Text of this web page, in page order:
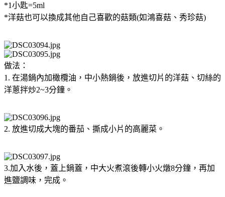
*1小匙=5ml
*洋菇也可以換成其他自己喜歡的菇類(如鴻喜菇、秀珍菇)
做法：
1. 在湯鍋內加橄欖油，中小熱鍋後，放進切片的洋菇、切絲的
洋蔥拌炒2~3分鐘。
2. 放進切成大塊的番茄、撕成小片的高麗菜。
3.加入水後，蓋上鍋蓋，中大火煮滾後轉小火燉8分鐘，再加
進鹽調味，完成。